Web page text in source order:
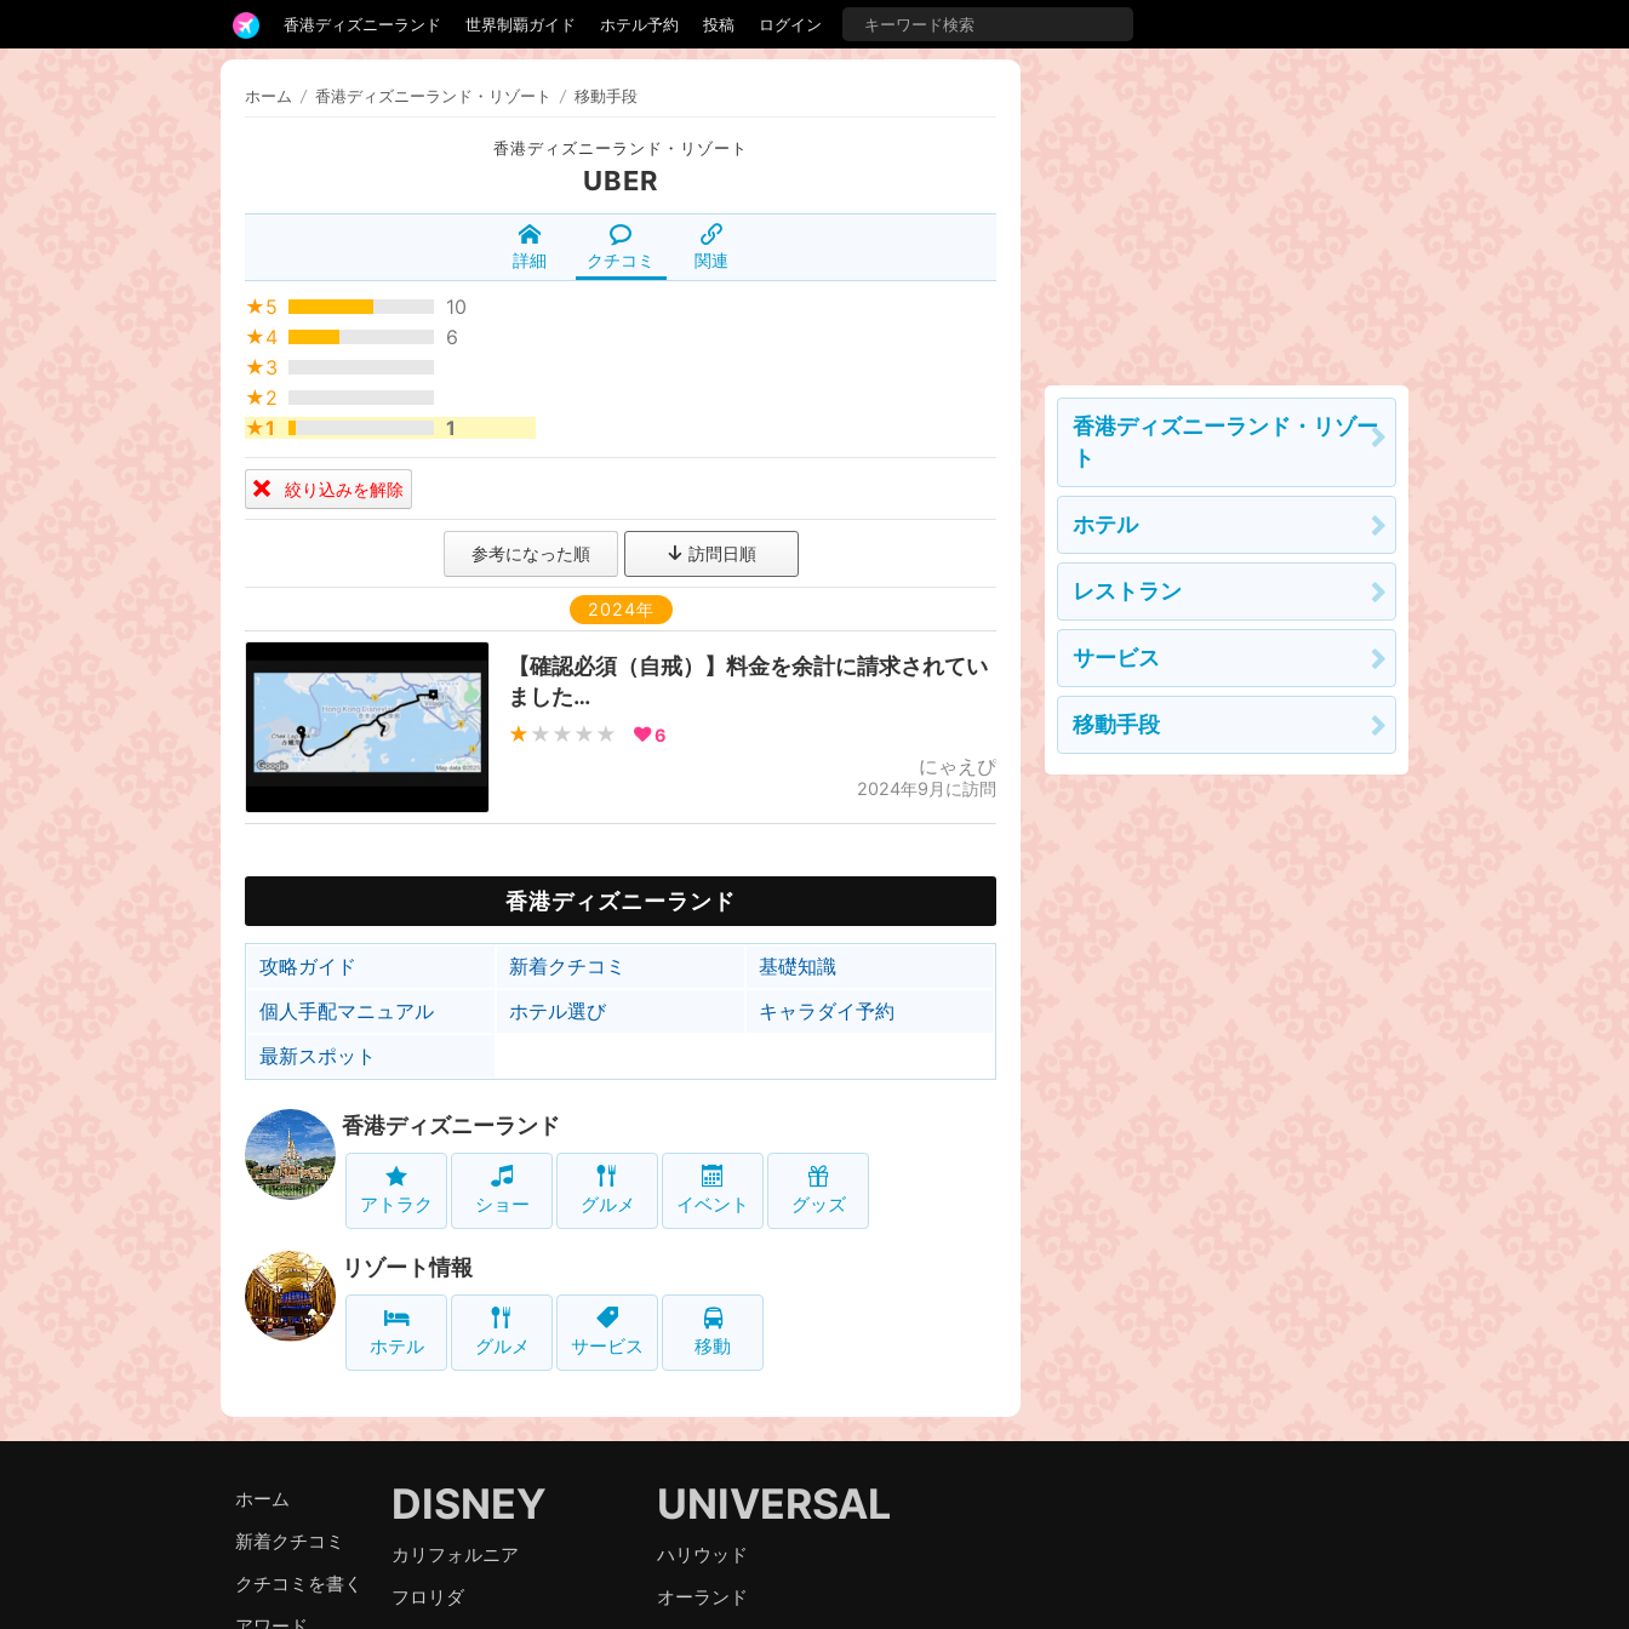
香港ディズニーランド 世界制覇ガイド ホテル予約 投稿 ログイン
ホーム / 香港ディズニーランド・リゾート / 移動手段
香港ディズニーランド・リゾート
UBER
詳細 クチコミ 関連
★5
10
★4
6
★3
★2
★1
1
絞り込みを解除
参考になった順 訪問日順
2024年
【確認必須（自戒）】料金を余計に請求されてい
ました…
★ ★★★★ 6
にゃえぴ
2024年9月に訪問
香港ディズニーランド
攻略ガイド 新着クチコミ
基礎知識
個人手配マニュアル
ホテル選び
キャラダイ予約
最新スポット
香港ディズニーランド
アトラク ショー グルメ イベント グッズ
リゾート情報
ホテル グルメ サービス 移動
香港ディズニーランド・リゾー
ト
ホテル
レストラン
サービス
移動手段
ホーム
新着クチコミ
クチコミを書く
DISNEY
カリフォルニア
フロリダ
UNIVERSAL
ハリウッド
オーランド